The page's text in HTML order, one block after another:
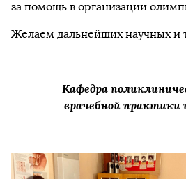
за помощь в организации
Желаем дальнейших научных и
Кафедра
врачебной практики